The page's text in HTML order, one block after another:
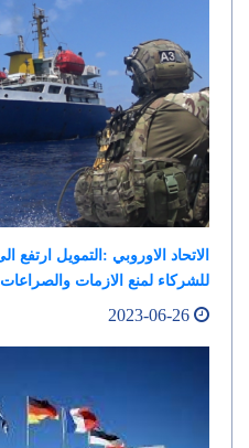
للشركاء لمنع الازمات والصراعات